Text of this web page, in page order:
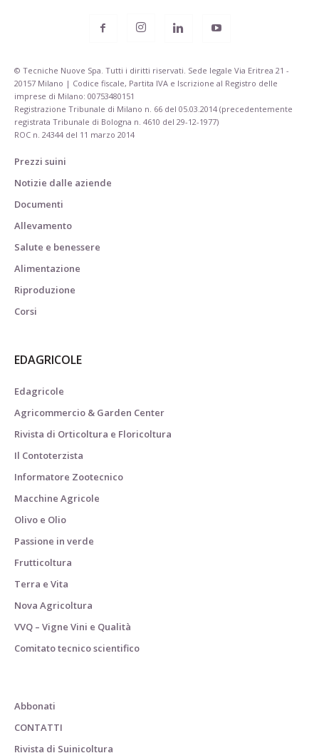
© Tecniche Nuove Spa. Tutti i diritti riservati. Sede legale Via Eritrea 21 -
20157 Milano | Codice fiscale, Partita IVA e Iscrizione al Registro delle
imprese di Milano: 00753480151
Registrazione Tribunale di Milano n. 66 del 05.03.2014 (precedentemente
registrata Tribunale di Bologna n. 4610 del 29-12-1977)
ROC n. 24344 del 11 marzo 2014
Prezzi suini
Notizie dalle aziende
Documenti
Allevamento
Salute e benessere
Alimentazione
Riproduzione
Corsi
EDAGRICOLE
Edagricole
Agricommercio & Garden Center
Rivista di Orticoltura e Floricoltura
Il Contoterzista
Informatore Zootecnico
Macchine Agricole
Olivo e Olio
Passione in verde
Frutticoltura
Terra e Vita
Nova Agricoltura
VVQ – Vigne Vini e Qualità
Comitato tecnico scientifico
Abbonati
CONTATTI
Rivista di Suinicoltura